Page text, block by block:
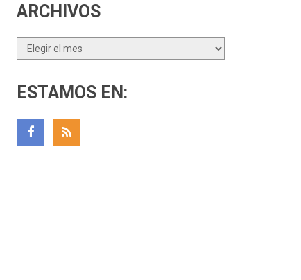
ARCHIVOS
Archivos
ESTAMOS EN: